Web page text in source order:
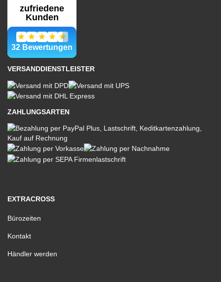
VERSANDDIENSTLEISTER
ZAHLUNGSARTEN
EXTRACROSS
Bürozeiten
Kontakt
Händler werden